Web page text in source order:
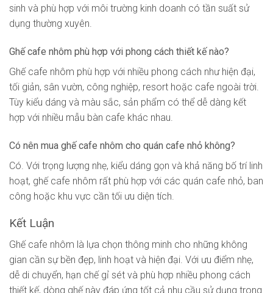
sinh và phù hợp với môi trường kinh doanh có tần suất sử
dụng thường xuyên.
Ghế cafe nhôm phù hợp với phong cách thiết kế nào?
Ghế cafe nhôm phù hợp với nhiều phong cách như hiện đại,
tối giản, sân vườn, công nghiệp, resort hoặc cafe ngoài trời.
Tùy kiểu dáng và màu sắc, sản phẩm có thể dễ dàng kết
hợp với nhiều mẫu bàn cafe khác nhau.
Có nên mua ghế cafe nhôm cho quán cafe nhỏ không?
Có. Với trọng lượng nhẹ, kiểu dáng gọn và khả năng bố trí linh
hoạt, ghế cafe nhôm rất phù hợp với các quán cafe nhỏ, ban
công hoặc khu vực cần tối ưu diện tích.
Kết Luận
Ghế cafe nhôm là lựa chọn thông minh cho những không
gian cần sự bền đẹp, linh hoạt và hiện đại. Với ưu điểm nhẹ,
dễ di chuyển, hạn chế gỉ sét và phù hợp nhiều phong cách
thiết kế, dòng ghế này đáp ứng tốt cả nhu cầu sử dụng trong